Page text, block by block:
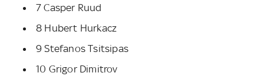
7 Casper Ruud
8 Hubert Hurkacz
9 Stefanos Tsitsipas
10 Grigor Dimitrov